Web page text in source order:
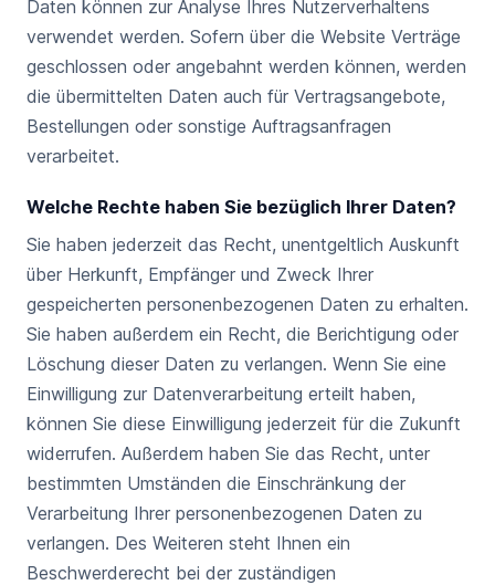
Daten können zur Analyse Ihres Nutzerverhaltens
verwendet werden. Sofern über die Website Verträge
geschlossen oder angebahnt werden können, werden
die übermittelten Daten auch für Vertragsangebote,
Bestellungen oder sonstige Auftragsanfragen
verarbeitet.
Welche Rechte haben Sie bezüglich Ihrer Daten?
Sie haben jederzeit das Recht, unentgeltlich Auskunft
über Herkunft, Empfänger und Zweck Ihrer
gespeicherten personenbezogenen Daten zu erhalten.
Sie haben außerdem ein Recht, die Berichtigung oder
Löschung dieser Daten zu verlangen. Wenn Sie eine
Einwilligung zur Datenverarbeitung erteilt haben,
können Sie diese Einwilligung jederzeit für die Zukunft
widerrufen. Außerdem haben Sie das Recht, unter
bestimmten Umständen die Einschränkung der
Verarbeitung Ihrer personenbezogenen Daten zu
verlangen. Des Weiteren steht Ihnen ein
Beschwerderecht bei der zuständigen